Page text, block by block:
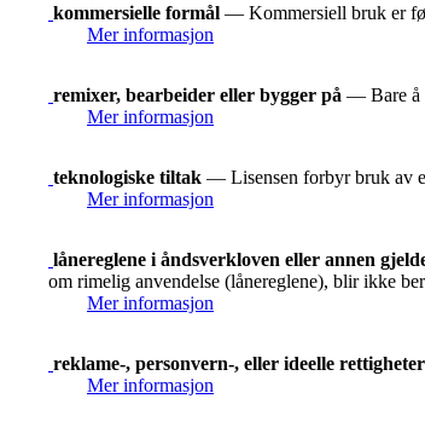
kommersielle formål — Kommersiell bruk er
Mer informasjon
remixer, bearbeider eller bygger på — Bare å
Mer informasjon
teknologiske tiltak — Lisensen forbyr bruk av
Mer informasjon
lånereglene i åndsverkloven eller annen
om rimelig anvendelse (lånereglene), blir ikke
Mer informasjon
reklame-, personvern-, eller ideelle rettigheter
Mer informasjon